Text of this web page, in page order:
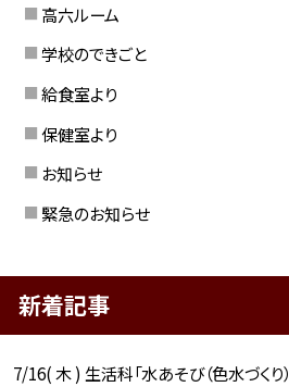
高六ルーム
学校のできごと
給食室より
保健室より
お知らせ
緊急のお知らせ
新着記事
7/16( 木 ) 生活科「水あそび（色水づくり